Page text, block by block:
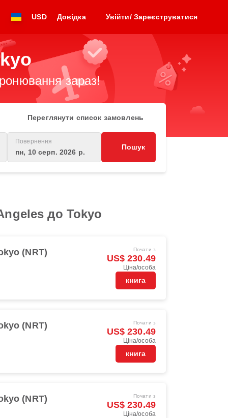
USD Довідка Увійти/ Зареєструватися
зараз!
Переглянути список замовлень
Повернення
пн, 10 серп. 2026 р.
Пошук
до Tokyo
(NRT) Почати з
US$ 230.49
Ціна/особа
книга
(NRT) Почати з
US$ 230.49
Ціна/особа
книга
(NRT) Почати з
US$ 230.49
Ціна/особа